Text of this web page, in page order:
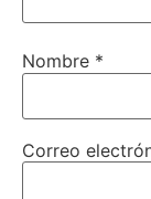
Nombre *
Correo